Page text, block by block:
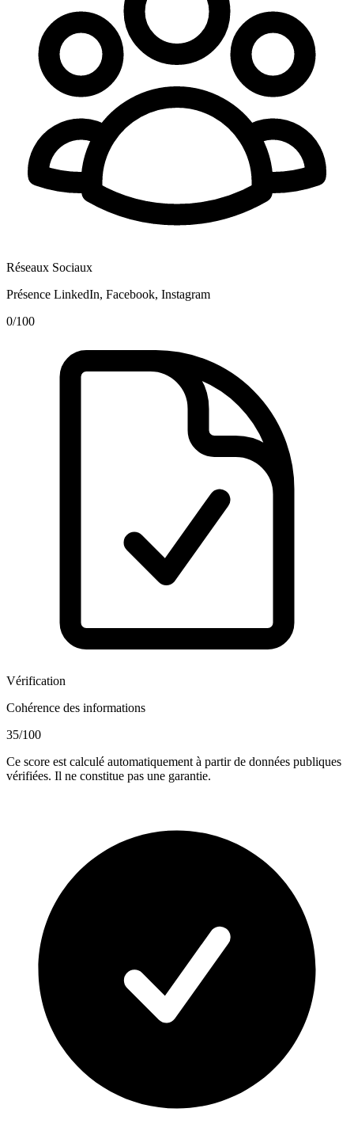
Réseaux Sociaux
Présence LinkedIn, Facebook, Instagram
0/100
Vérification
Cohérence des informations
35/100
Ce score est calculé automatiquement à partir de données publiques
vérifiées. Il ne constitue pas une garantie.